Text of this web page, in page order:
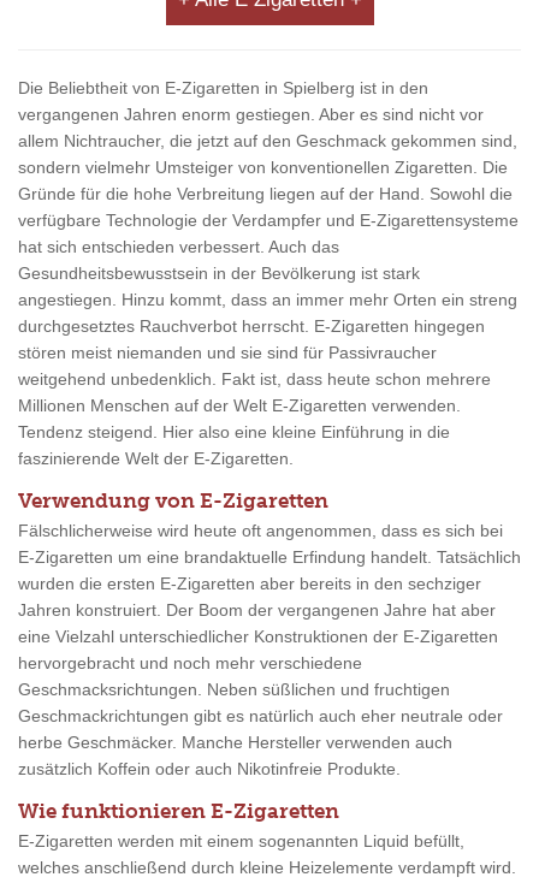
Die Beliebtheit von E-Zigaretten in Spielberg ist in den
vergangenen Jahren enorm gestiegen. Aber es sind nicht vor
allem Nichtraucher, die jetzt auf den Geschmack gekommen sind,
sondern vielmehr Umsteiger von konventionellen Zigaretten. Die
Gründe für die hohe Verbreitung liegen auf der Hand. Sowohl die
verfügbare Technologie der Verdampfer und E-Zigarettensysteme
hat sich entschieden verbessert. Auch das
Gesundheitsbewusstsein in der Bevölkerung ist stark
angestiegen. Hinzu kommt, dass an immer mehr Orten ein streng
durchgesetztes Rauchverbot herrscht. E-Zigaretten hingegen
stören meist niemanden und sie sind für Passivraucher
weitgehend unbedenklich. Fakt ist, dass heute schon mehrere
Millionen Menschen auf der Welt E-Zigaretten verwenden.
Tendenz steigend. Hier also eine kleine Einführung in die
faszinierende Welt der E-Zigaretten.
Verwendung von E-Zigaretten
Fälschlicherweise wird heute oft angenommen, dass es sich bei
E-Zigaretten um eine brandaktuelle Erfindung handelt. Tatsächlich
wurden die ersten E-Zigaretten aber bereits in den sechziger
Jahren konstruiert. Der Boom der vergangenen Jahre hat aber
eine Vielzahl unterschiedlicher Konstruktionen der E-Zigaretten
hervorgebracht und noch mehr verschiedene
Geschmacksrichtungen. Neben süßlichen und fruchtigen
Geschmackrichtungen gibt es natürlich auch eher neutrale oder
herbe Geschmäcker. Manche Hersteller verwenden auch
zusätzlich Koffein oder auch Nikotinfreie Produkte.
Wie funktionieren E-Zigaretten
E-Zigaretten werden mit einem sogenannten Liquid befüllt,
welches anschließend durch kleine Heizelemente verdampft wird.